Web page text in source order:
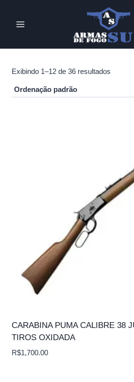
Exibindo 1–12 de 36 resultados
CARABINA PUMA CALIBRE 38
TIROS OXIDADA
R$1,700.00